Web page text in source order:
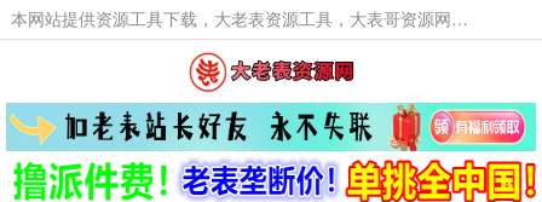
本网站提供资源工具下载，大老表资源工具，大表哥资源网软件工具，大老表资源下载，活动线报福利资源分享,活动线报，大型网游经典游戏，网络热门技术游戏辅助交流与分享。